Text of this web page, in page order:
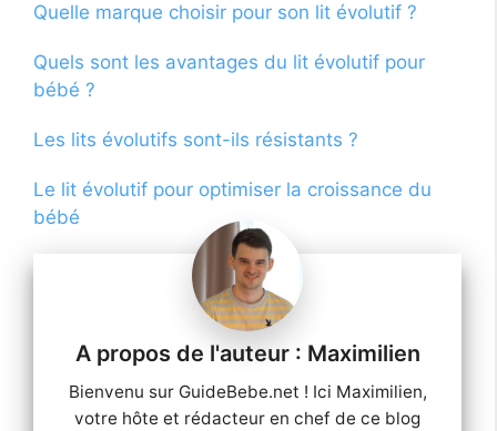
Quelle marque choisir pour son lit évolutif ?
Quels sont les avantages du lit évolutif pour
bébé ?
Les lits évolutifs sont-ils résistants ?
Le lit évolutif pour optimiser la croissance du
bébé
Maximilien
Bienvenu sur GuideBebe.net ! Ici Maximilien,
votre hôte et rédacteur en chef de ce blog